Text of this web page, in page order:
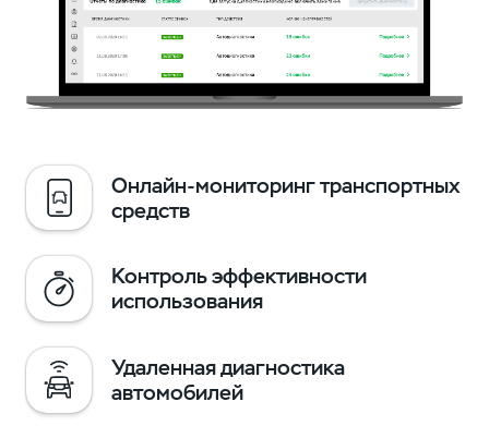
Онлайн-мониторинг транспортных
средств
Контроль эффективности
использования
Удаленная диагностика
автомобилей